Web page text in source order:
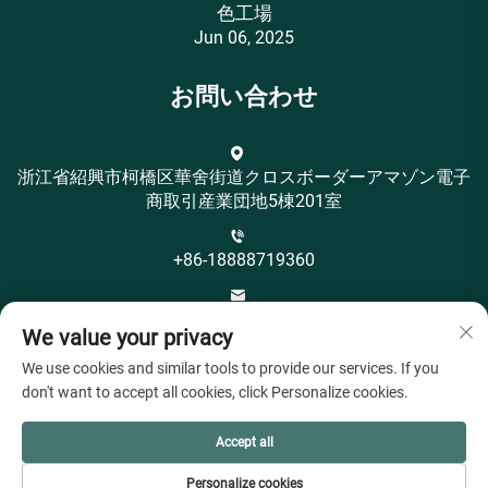
色工場
Jun 06, 2025
お問い合わせ
浙江省紹興市柯橋区華舍街道クロスボーダーアマゾン電子
商取引産業団地5棟201室
+86-18888719360
著作権 © 紹興市オヤeahテキスタイル有限公司 すべての
We value your privacy
We use cookies and similar tools to provide our services. If you
don't want to accept all cookies, click Personalize cookies.
Personalize cookies
Accept all